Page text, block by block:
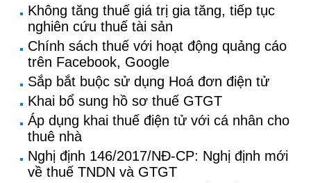
Không tăng thuế giá trị gia tăng, tiếp tục
nghiên cứu thuế tài sản
Chính sách thuế với hoạt động quảng cáo
trên Facebook, Google
Sắp bắt buộc sử dụng Hoá đơn điện tử
Khai bổ sung hồ sơ thuế GTGT
Áp dụng khai thuế điện tử với cá nhân cho
thuê nhà
Nghị định 146/2017/NĐ-CP: Nghị định mới
về thuế TNDN và GTGT